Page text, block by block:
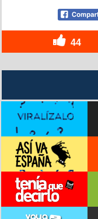
44